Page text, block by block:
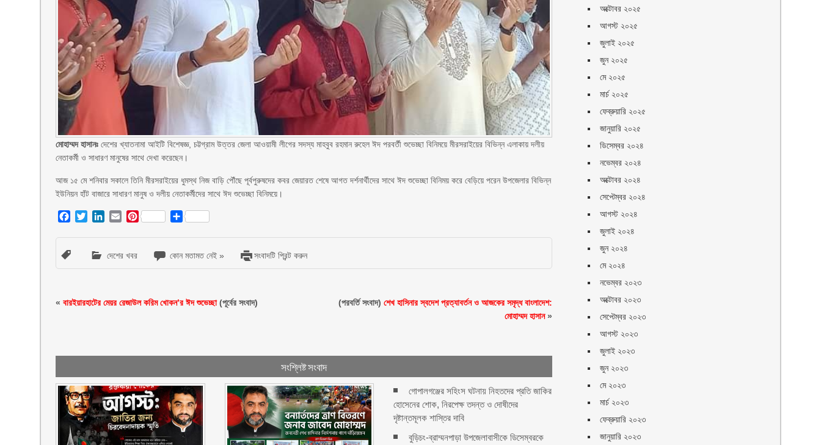
মোহাম্মদ হাসানঃ দেশের খ্যাতনামা আইটি বিশেষজ্ঞ, চট্টগ্রাম উত্তর জেলা আওয়ামী লীগের সদস্য মাহবুব রহমান রুহেল ঈদ পরবর্তী শুভেচ্ছা বিনিময়ে মীরসরাইয়ের বিভিন্ন এলাকায় দলীয়
নেতাকর্মী ও সাধারণ মানুষের সাথে দেখা করেছেন।
আজ ১৫ মে শনিবার সকালে তিনি মীরসরাইয়ের ধুমস্থ নিজ বাড়ি পৌঁছে পূর্বপুরুষদের কবর জেয়ারত শেষে আগত দর্শনার্থীদের সাথে ঈদ শুভেচ্ছা বিনিময় করে বেড়িয়ে পরেন উপজেলার বিভিন্ন
ইউনিয়ন হাঁট বাজারে সাধারণ মানুষ ও দলীয় নেতাকর্মীদের সাথে ঈদ শুভেচ্ছা বিনিময়ে।
Facebook
TwitterLinkedIn
EmailPinterest Share
দেশের খবর কোন মতামত নেই » সংবাদটি প্রিন্ট করুন
«বারইয়ারহাটের মেয়র রেজাউল করিম খোকন’র ঈদ শুভেচ্ছা(পূর্বের সংবাদ) (পরবর্তি সংবাদ)শেখ হাসিনার স্বদেশ প্রত্যাবর্তন ও আজকের সমৃদ্ধ বাংলাদেশ:
মোহাম্মদ হাসান»
সংশ্লিষ্ট সংবাদ
গোপালগঞ্জের সহিংস ঘটনায় নিহতদের প্রতি জাকির
হোসেনের শোক, নিরপেক্ষ তদন্ত ও দোষীদের
দৃষ্টান্তমূলক শাস্তির দাবি
বুড়িচং-ব্রাম্মনপাড়া উপজেলাবাসীকে ডিসেম্বরকে
অক্টোবর ২০২৫
আগস্ট ২০২৫
জুলাই ২০২৫
জুন ২০২৫
মে ২০২৫
মার্চ ২০২৫
ফেব্রুয়ারি ২০২৫
জানুয়ারি ২০২৫
ডিসেম্বর ২০২৪
নভেম্বর ২০২৪
অক্টোবর ২০২৪
সেপ্টেম্বর ২০২৪
আগস্ট ২০২৪
জুলাই ২০২৪
জুন ২০২৪
মে ২০২৪
নভেম্বর ২০২৩
অক্টোবর ২০২৩
সেপ্টেম্বর ২০২৩
আগস্ট ২০২৩
জুলাই ২০২৩
জুন ২০২৩
মে ২০২৩
মার্চ ২০২৩
ফেব্রুয়ারি ২০২৩
জানুয়ারি ২০২৩